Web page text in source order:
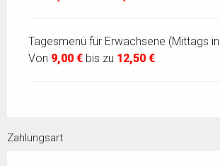
Tagesmenü für Erwachsene (Mittags
Von 9,00 € bis zu 12,50 €
Zahlungsart